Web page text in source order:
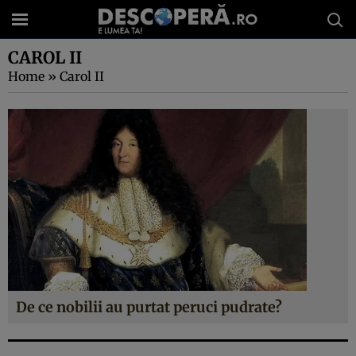
CAROL II
Home » Carol II
De ce nobilii au purtat peruci pudrate?